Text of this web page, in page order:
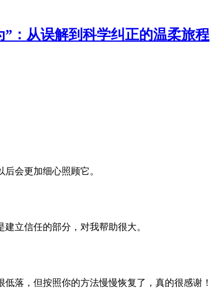
”：从误解到科学纠正的温柔旅程
会更加细心照顾它。
立信任的部分，对我帮助很大。
落，但按照你的方法慢慢恢复了，真的很感谢！